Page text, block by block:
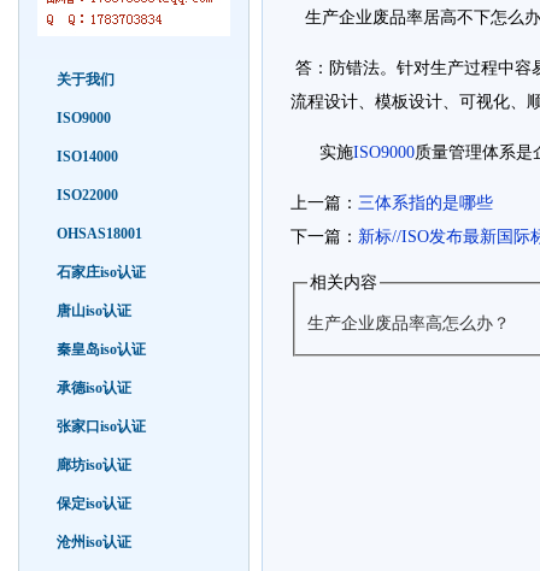
关于我们
ISO9000
ISO14000
ISO22000
OHSAS18001
石家庄iso认证
唐山iso认证
秦皇岛iso认证
承德iso认证
张家口iso认证
廊坊iso认证
保定iso认证
沧州iso认证
生产企业废品率居高不下怎么
答：防错法。针对生产过程中容
流程设计、模板设计、可视化、
实施ISO9000质量管理体系是
上一篇： 三体系指的是哪些
下一篇： 新标//ISO发布最新国际
相关内容
生产企业废品率高怎么办？